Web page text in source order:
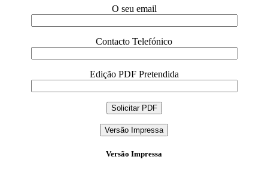
O seu email
Contacto Telefónico
Edição PDF Pretendida
Versão Impressa
Versão Impressa